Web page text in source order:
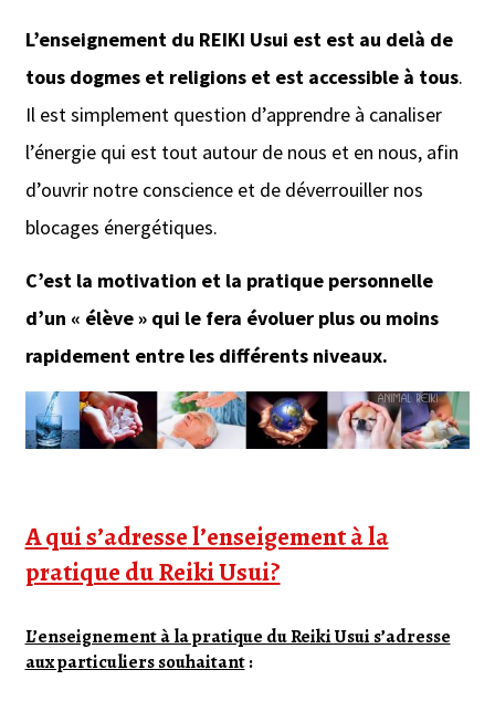
L’enseignement du REIKI Usui est est au delà de
tous dogmes et religions et est accessible à tous.
Il est simplement question d’apprendre à canaliser
l’énergie qui est tout autour de nous et en nous, afin
d’ouvrir notre conscience et de déverrouiller nos
blocages énergétiques.
C’est la motivation et la pratique personnelle
d’un « élève » qui le fera évoluer plus ou moins
rapidement entre les différents niveaux.
A quis’adressel’enseigement à la
pratique du Reiki Usui?
L’enseignement à la pratique du Reiki Usui s’adresse
aux particuliers souhaitant: